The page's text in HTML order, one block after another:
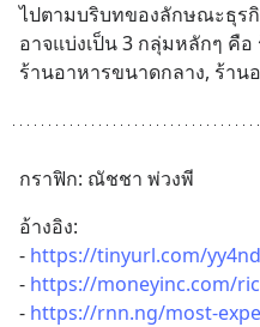
ไปตามบริบทของลักษณะธุร
อาจแบ่งเป็น 3 กลุ่มหลักๆ คื
ร้านอาหารขนาดกลาง, ร้าน
กราฟิก: ณัชชา พ่วงพี
อ้างอิง:
- https://tinyurl.com/
- https://moneyinc.com/
- https://rnn.ng/most-